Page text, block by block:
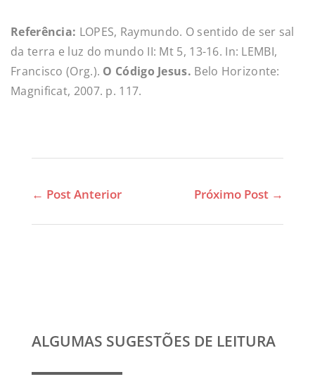
Referência: LOPES, Raymundo. O sentido de ser sal
da terra e luz do mundo II: Mt 5, 13-16. In: LEMBI,
Francisco (Org.). O Código Jesus. Belo Horizonte:
Magnificat, 2007. p. 117.
← Post Anterior Próximo Post →
ALGUMAS SUGESTÕES DE LEITURA